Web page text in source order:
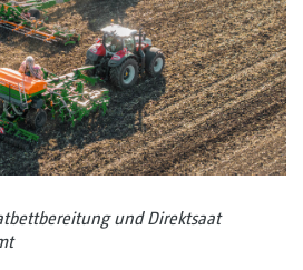
und Direktsaat